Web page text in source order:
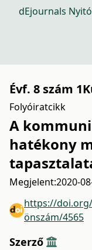
dEjournals
Évf. 8 szám
Folyóiratcikk
A
hatékony
Megjelent:2020-
https://doi.org/
önszám/4565
Szerző